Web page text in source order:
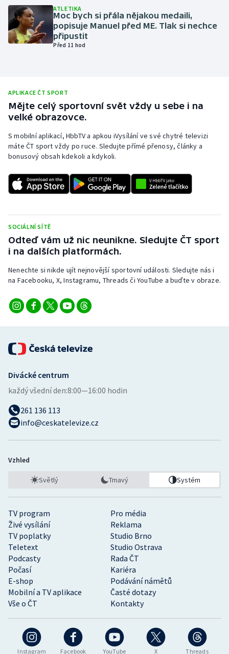
Parasport
Plavání
Rychlobruslení
Short track
Sportovní střelba
Triatlon
Veslování
Vodní slalom
Volejbal
Ostatní
ATLETIKA
Moc bych si přála nějakou medaili,
popisuje Manuel před ME. Tlak si nechce
připustit
Před 11 hod
APLIKACE ČT SPORT
Mějte celý sportovní svět vždy u sebe i na
velké obrazovce.
S mobilní aplikací, HbbTV a apkou iVysílání ve své chytré televizi
máte ČT sport vždy po ruce. Sledujte přímé přenosy, články a
bonusový obsah kdekoli a kdykoli.
SOCIÁLNÍ SÍTĚ
Odteď vám už nic neunikne. Sledujte ČT sport
i na dalších platformách.
Nenechte si nikde ujít nejnovější sportovní události. Sledujte nás i
na Facebooku, X, Instagramu, Threads či YouTube a buďte v obraze.
Instagram Facebook YouTube X Threads
TV program
Pro média
Živé vysílání
Reklama
TV poplatky
Studio Brno
Teletext
Studio Ostrava
Podcasty
Rada ČT
Počasí
Kariéra
E-shop
Podávání námětů
Mobilní a TV aplikace
Časté dotazy
Vše o ČT
Kontakty
Divácké centrum
každý všední den:8:00—16:00 hodin
261 136 113
info@ceskatelevize.cz
Vzhled
Světlý Tmavý Systém